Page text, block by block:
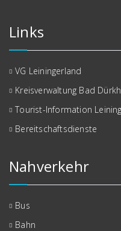
Links
VG Leiningerland
Kreisverwaltung Bad
Tourist-Information
Bereitschaftsdienste
Nahverkehr
Bus
Bahn